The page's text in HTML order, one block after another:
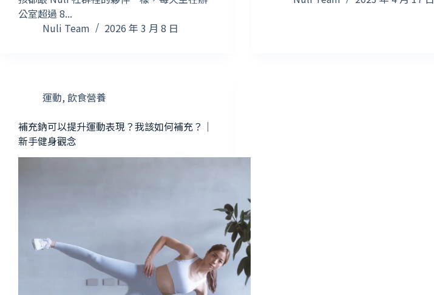
公室超過 8...
Nuli Team
2026 年 3 月 8 日
運動, 飲食營養
補充鈉可以提升運動表現？我該如何補充？｜
新手健身觀念